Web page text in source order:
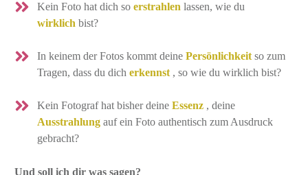
Kein Foto hat dich so erstrahlen lassen, wie du
wirklich bist?
In keinem der Fotos kommt deine Persönlichkeit so zum
Tragen, dass du dich erkennst , so wie du wirklich bist?
Kein Fotograf hat bisher deine Essenz , deine
Ausstrahlung auf ein Foto authentisch zum Ausdruck
gebracht?
Und soll ich dir was sagen?